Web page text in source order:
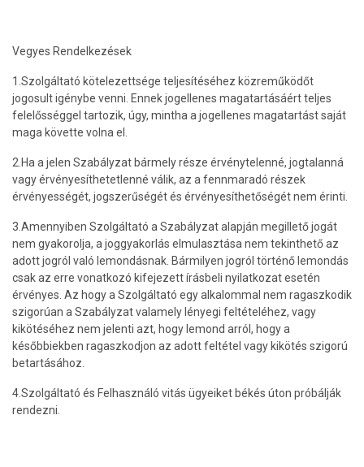
Vegyes Rendelkezések
1.Szolgáltató kötelezettsége teljesítéséhez közreműködőt
jogosult igénybe venni. Ennek jogellenes magatartásáért teljes
felelősséggel tartozik, úgy, mintha a jogellenes magatartást saját
maga követte volna el.
2.Ha a jelen Szabályzat bármely része érvénytelenné, jogtalanná
vagy érvényesíthetetlenné válik, az a fennmaradó részek
érvényességét, jogszerűségét és érvényesíthetőségét nem érinti.
3.Amennyiben Szolgáltató a Szabályzat alapján megillető jogát
nem gyakorolja, a joggyakorlás elmulasztása nem tekinthető az
adott jogról való lemondásnak. Bármilyen jogról történő lemondás
csak az erre vonatkozó kifejezett írásbeli nyilatkozat esetén
érvényes. Az hogy a Szolgáltató egy alkalommal nem ragaszkodik
szigorúan a Szabályzat valamely lényegi feltételéhez, vagy
kikötéséhez nem jelenti azt, hogy lemond arról, hogy a
későbbiekben ragaszkodjon az adott feltétel vagy kikötés szigorú
betartásához.
4.Szolgáltató és Felhasználó vitás ügyeiket békés úton próbálják
rendezni.